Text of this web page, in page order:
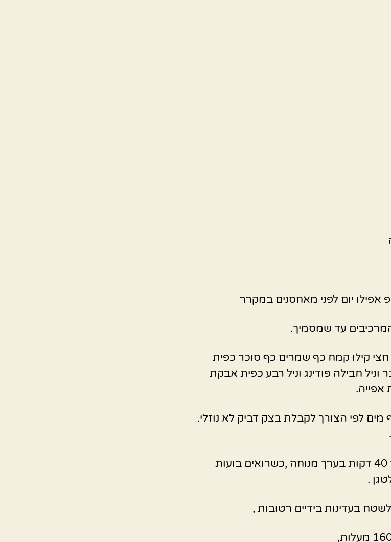
אפילו יום לפני מאחסנים במקרר
עד שמסמיך.
קילו קמח כף שמרים כף סוכר כפית
וניל חבילה פודינג וניל רבע כפית אבקת
אפייה.
לפי הצורך לקבלת בצק דביק לא נוזלי.
ללוש שוב ואז לתת עוד 40 דקות בערך מנוחה ,כשרואים בועות
.
בעדינות בידיים רטובות ,